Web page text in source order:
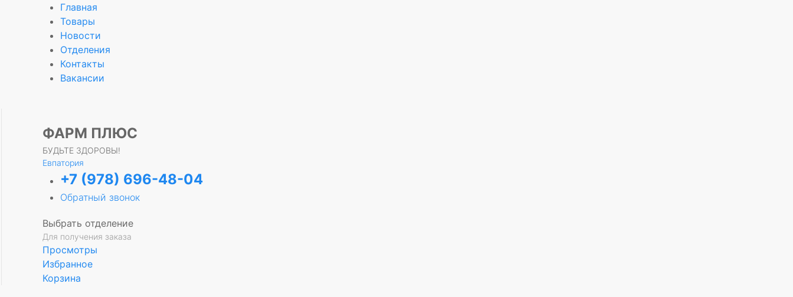
Главная
Товары
Новости
Отделения
Контакты
Вакансии
ФАРМ ПЛЮС
БУДЬТЕ ЗДОРОВЫ!
Евпатория
+7 (978) 696-48-04
Обратный звонок
Выбрать отделение
Для получения заказа
Просмотры
Избранное
Корзина